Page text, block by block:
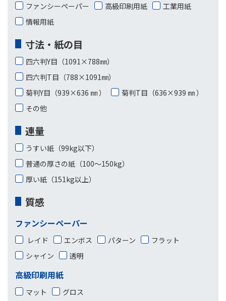
ファンシーペーパー 高級印刷用紙
工業用紙
情報用紙
寸法・紙の目
四六判Y目（1091×788㎜）
四六判T目（788×1091㎜）
菊判Y目（939×636 ㎜ ）
菊判T目（636×939 ㎜ ）
その他
連量
うすい紙（99kg以下）
普通の厚さの紙（100〜150kg）
厚い紙（151kg以上）
質感
ファンシーペーパー
レイド エンボス パターン
フラット
シャイン
透明
高級印刷用紙
マット グロス